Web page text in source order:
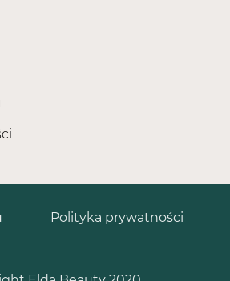
Polityka prywatności